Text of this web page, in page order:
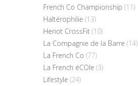
French Co Championship (11)
Haltérophilie (13)
Heriot CrossFit (10)
La Compagnie de la Barre (14)
La French Co (77)
La French éCOle (3)
Lifestyle (24)